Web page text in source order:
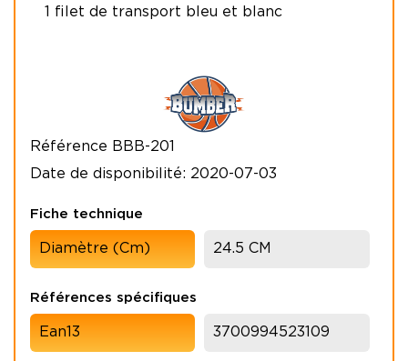
1 filet de transport bleu et blanc
Référence BBB-201
Date de disponibilité: 2020-07-03
Fiche technique
Diamètre (cm) 24.5 CM
Références spécifiques
Ean13 3700994523109